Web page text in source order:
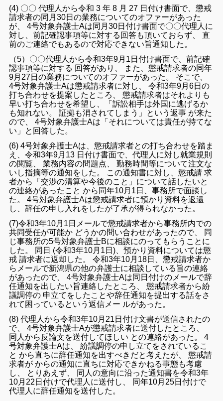
(4) 〇〇 代理人から令和3年8 月 27 日付け書面で、懲戒
請求者の同月30日の業務についてのオファーがあった
が 、4号対象弁護士Aは同月30日付け書面で〇〇代理人 に
対し
、前記確認事項等に対する 回答も頂いておらず 、直
前のご連絡でもあるので対応でき ない旨通知 した 。
（5）〇〇代理人から令和3年9月 1 日付け書面で、前記確
認事項等に対する 回答があり また 、懲戒請求者の同年
9月 27日の業務についてのオファーがあった 。 そこで、
4号対象弁護士Aは懲戒請求者に対し 、令和3年9月6日の
打ち合わせを提案 した ところ 、懲戒請求者はそれより も
早い打ち合わせを希望 し 「訴訟相手は外国に逃げるか
も知れない。証拠も消されて しまう 」 という返事 が来た
ので、4号対象弁護士Aは 「 それについては責任が持てな
い 」 と 回答した 。
(6)4号対象弁護士Aは 、懲戒請求者との打ち合わせを踏ま
え
、令和3年9月 13 日付け書面で、代理人 に対し就業規則
の閲覧 、業務内容の問題 点 、勤務時間等について注文な
いし指摘等の通知を した 。 この通知書に対し 、懲戒請求
者から 「交渉の清算や今後のこと 」 について話したいと
の連絡があった ことから 同年10月 1 日 、事務所で面談 し
た 。4号対象弁護士Aは懲戒請求者に預かり 資料を返還
し
、辞任の申し入れを したが了承が得られなかった 。
(7)令和3年10月 1 日 メールで懲戒請求者から事務所内での
共同 受任が可能か どうかの問い合わせがあったので、 同
じ事務所の5号対象弁護士Bに相談にのって もらう こと に
した 。 同日 (令和3年10月 1 日) 、預かり 資料については懲
戒請求者に返却 した 。令和3年10月 18日 、懲戒請求者か
ら メールで新潟県の他の弁護士に相談 している 旨の連絡
があったので、4号対象弁護士Aは同日付けの メールで辞
任通知を出したい旨連絡した ところ 、懲戒請求者から紛
議調停の 申立て を した ことや辞任通知を提出する話をさ
れて 困っている という返信 メー ルがあった 。
(8)代理人から令和3年10月 21 日付け文書が送信されたの
で、4号対象弁護士Aが懲戒請求者に送付した ところ
同人から 反論文を送付してほしい との連絡があった 。4
号対象弁護士Aは 、紛議調停の申し立て をされている こ
とから直ちに辞任通知を出すべき だと考え たが 、懲戒請
求者がからの通知に直ちに対応できかねる事態も考慮
し
とりあえず 同人の意向に沿った通知書を令和3年
10月 22 日付けで代理人 に送付し 同年10月 25日付けで
代理人 に辞任通知を送付した 。